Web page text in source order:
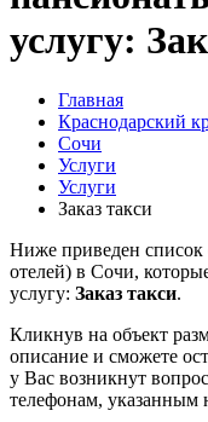
услугу:
Главная
Краснодарский
Сочи
Услуги
Услуги
Заказ такси
Ниже приведен список
отелей) в Сочи,
услугу: Заказ такси.
Кликнув на объект
описание и сможете
у Вас возникнут
телефонам, указанным